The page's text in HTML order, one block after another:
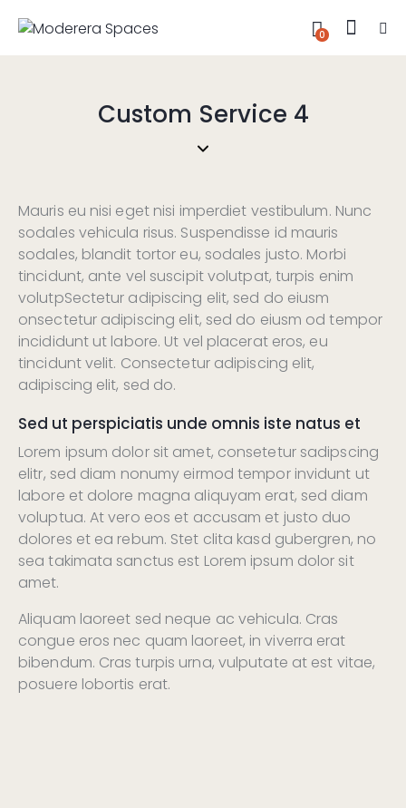
0
Custom Service 4
Mauris eu nisi eget nisi imperdiet vestibulum. Nunc
sodales vehicula risus. Suspendisse id mauris
sodales, blandit tortor eu, sodales justo. Morbi
tincidunt, ante vel suscipit volutpat, turpis enim
volutpSectetur adipiscing elit, sed do eiusm
onsectetur adipiscing elit, sed do eiusm od tempor
incididunt ut labore. Ut vel placerat eros, eu
tincidunt velit. Consectetur adipiscing elit,
adipiscing elit, sed do.
Sed ut perspiciatis unde omnis iste natus et
Lorem ipsum dolor sit amet, consetetur sadipscing
elitr, sed diam nonumy eirmod tempor invidunt ut
labore et dolore magna aliquyam erat, sed diam
voluptua. At vero eos et accusam et justo duo
dolores et ea rebum. Stet clita kasd gubergren, no
sea takimata sanctus est Lorem ipsum dolor sit
amet.
Aliquam laoreet sed neque ac vehicula. Cras
congue eros nec quam laoreet, in viverra erat
bibendum. Cras turpis urna, vulputate at est vitae,
posuere lobortis erat.